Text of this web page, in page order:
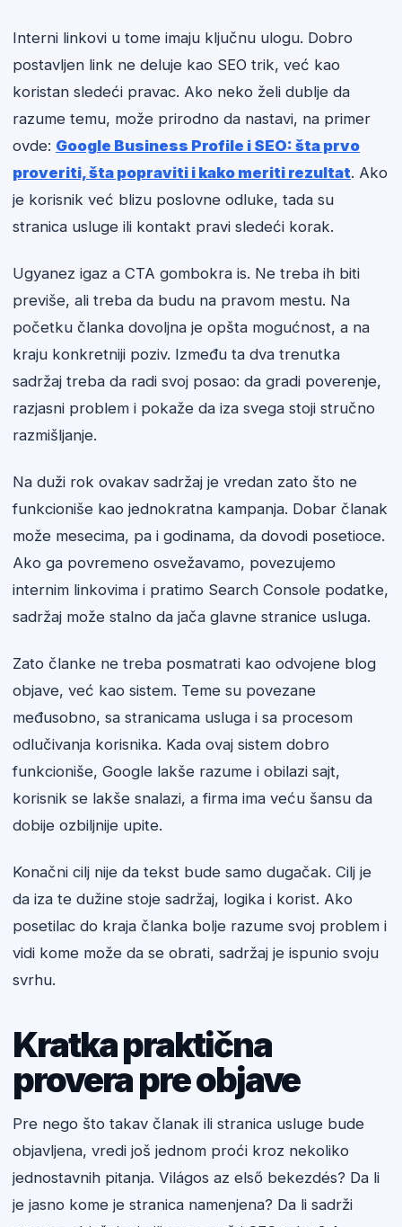
Interni linkovi u tome imaju ključnu ulogu. Dobro
postavljen link ne deluje kao SEO trik, već kao
koristan sledeći pravac. Ako neko želi dublje da
razume temu, može prirodno da nastavi, na primer
ovde: Google Business Profile i SEO: šta prvo
proveriti, šta popraviti i kako meriti rezultat. Ako
je korisnik već blizu poslovne odluke, tada su
stranica usluge ili kontakt pravi sledeći korak.
Ugyanez igaz a CTA gombokra is. Ne treba ih biti
previše, ali treba da budu na pravom mestu. Na
početku članka dovoljna je opšta mogućnost, a na
kraju konkretniji poziv. Između ta dva trenutka
sadržaj treba da radi svoj posao: da gradi poverenje,
razjasni problem i pokaže da iza svega stoji stručno
razmišljanje.
Na duži rok ovakav sadržaj je vredan zato što ne
funkcioniše kao jednokratna kampanja. Dobar članak
može mesecima, pa i godinama, da dovodi posetioce.
Ako ga povremeno osvežavamo, povezujemo
internim linkovima i pratimo Search Console podatke,
sadržaj može stalno da jača glavne stranice usluga.
Zato članke ne treba posmatrati kao odvojene blog
objave, već kao sistem. Teme su povezane
međusobno, sa stranicama usluga i sa procesom
odlučivanja korisnika. Kada ovaj sistem dobro
funkcioniše, Google lakše razume i obilazi sajt,
korisnik se lakše snalazi, a firma ima veću šansu da
dobije ozbiljnije upite.
Konačni cilj nije da tekst bude samo dugačak. Cilj je
da iza te dužine stoje sadržaj, logika i korist. Ako
posetilac do kraja članka bolje razume svoj problem i
vidi kome može da se obrati, sadržaj je ispunio svoju
svrhu.
Kratka praktična
provera pre objave
Pre nego što takav članak ili stranica usluge bude
objavljena, vredi još jednom proći kroz nekoliko
jednostavnih pitanja. Világos az első bekezdés? Da li
je jasno kome je stranica namenjena? Da li sadrži